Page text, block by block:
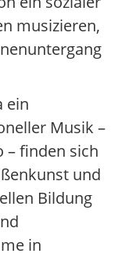
musizieren,
ein
Musik –
– finden sich
und
Bildung
in